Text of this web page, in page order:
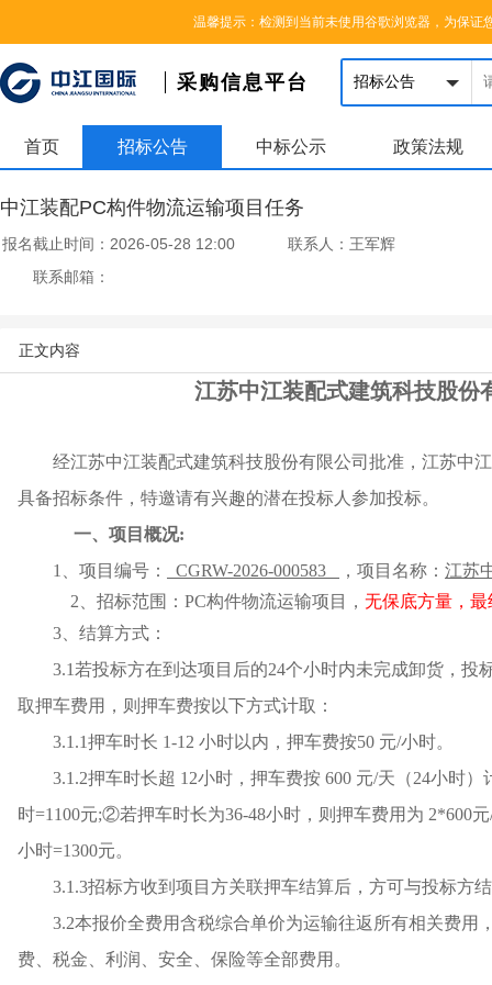
温馨提示：检测到当前未使用谷歌浏览器，为保证
您好，欢迎来到中江国际集团采购信息平台，请登录 | 注册
采购信息平台
首页 招标公告 中标公示 政策法规
中江装配PC构件物流运输项目任务
报名截止时间： 2026-05-28 12:00 联系人： 王军辉
联系邮箱：
正文内容
江苏中江装配式建筑科技股份
经江苏中江装配式建筑科技股份有限公司批准，江苏中
具备招标条件，特邀请有兴趣的潜在投标人参加投标。
一、项目概况:
1、 项目编号： CGRW-2026-000583 ， 项目名称： 江苏
2、招标范围： PC构件物流运输项目 ， 无保底方量，
3、结算方式：
3.1若投标方在到达项目后的24个小时内未完成卸货，投
取押车费用，则押车费按以下方式计取：
3.1.1押车时长 1-12 小时以内，押车费按50 元/小时。
3.1.2押车时长超 12小时，押车费按 600 元/天（24小时）
时=1100元;②若押车时长为36-48小时，则押车费用为 2*600
小时=1300元。
3.1.3招标方收到项目方关联押车结算后，方可与投标方
3.2本报价全费用含税综合单价为运输往返所有相关费
费、税金、利润、安全、保险等全部费用。